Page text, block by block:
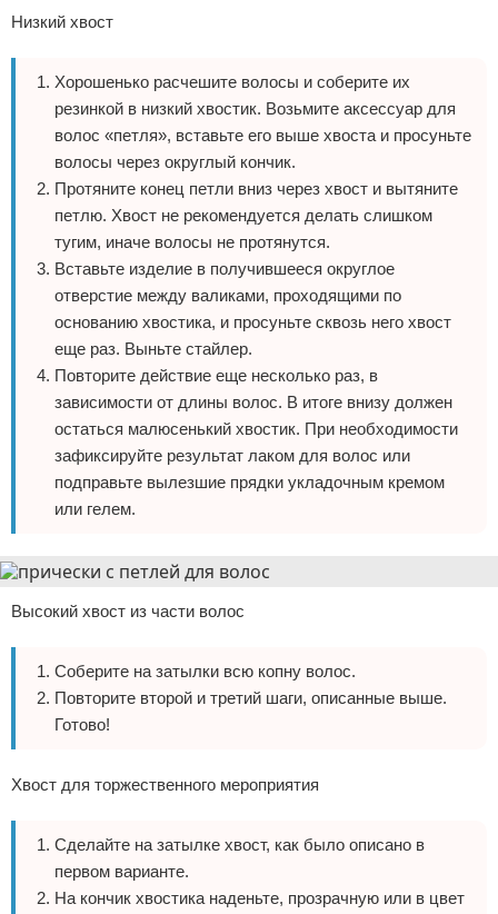
Низкий хвост
Хорошенько расчешите волосы и соберите их
резинкой в низкий хвостик. Возьмите аксессуар для
волос «петля», вставьте его выше хвоста и просуньте
волосы через округлый кончик.
Протяните конец петли вниз через хвост и вытяните
петлю. Хвост не рекомендуется делать слишком
тугим, иначе волосы не протянутся.
Вставьте изделие в получившееся округлое
отверстие между валиками, проходящими по
основанию хвостика, и просуньте сквозь него хвост
еще раз. Выньте стайлер.
Повторите действие еще несколько раз, в
зависимости от длины волос. В итоге внизу должен
остаться малюсенький хвостик. При необходимости
зафиксируйте результат лаком для волос или
подправьте вылезшие прядки укладочным кремом
или гелем.
Высокий хвост из части волос
Соберите на затылки всю копну волос.
Повторите второй и третий шаги, описанные выше.
Готово!
Хвост для торжественного мероприятия
Сделайте на затылке хвост, как было описано в
первом варианте.
На кончик хвостика наденьте, прозрачную или в цвет